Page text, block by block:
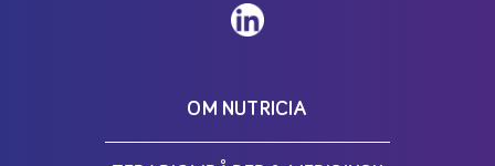
OM NUTRICIA